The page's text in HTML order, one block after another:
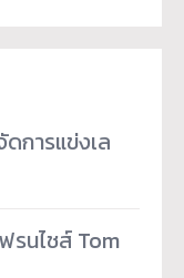
ดการแข่งเล
รนไชส์ Tom